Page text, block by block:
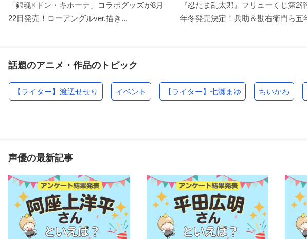
「銀魂×ドン・キホーテ」コラボグッズが8月
22日発売！ローアングルver.描き...
『忍たま乱太郎』フリューくじ第2
年冬発売決定！兵助＆勘右衛門ら五
話題のアニメ・作品のトピック
【ライター】渡辺せせり イベント 【ライター】七瀬まゆ ちいかわ
声優の最新記事